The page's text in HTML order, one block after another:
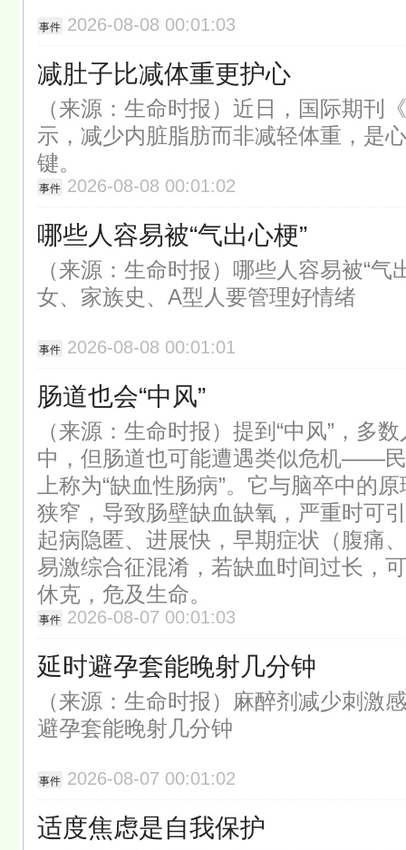
事件 2026-08-08 00:01:03
减肚子比减体重更护心
（来源：生命时报）近日，国际期刊
示，减少内脏脂肪而非减轻体重，是
键。
事件 2026-08-08 00:01:02
哪些人容易被“气出心梗”
（来源：生命时报）哪些人容易被“气
女、家族史、A型人要管理好情绪
事件 2026-08-08 00:01:01
肠道也会“中风”
（来源：生命时报）提到“中风”，多
中，但肠道也可能遭遇类似危机——民
上称为“缺血性肠病”。它与脑卒中的
狭窄，导致肠壁缺血缺氧，严重时可
起病隐匿、进展快，早期症状（腹痛
易激综合征混淆，若缺血时间过长，
休克，危及生命。
事件 2026-08-07 00:01:03
延时避孕套能晚射几分钟
（来源：生命时报）麻醉剂减少刺激
避孕套能晚射几分钟
事件 2026-08-07 00:01:02
适度焦虑是自我保护